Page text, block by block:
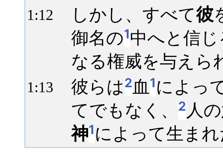
1:12 しかし、すべて彼
御名の1中へと信
なる権威を与えら
1:13 彼らは2 血 1によっ
てでもなく、
2 人
神1によって生ま